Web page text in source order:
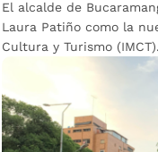
El alcalde de
Laura Patiño como la
Cultura y Turismo (IMCT).